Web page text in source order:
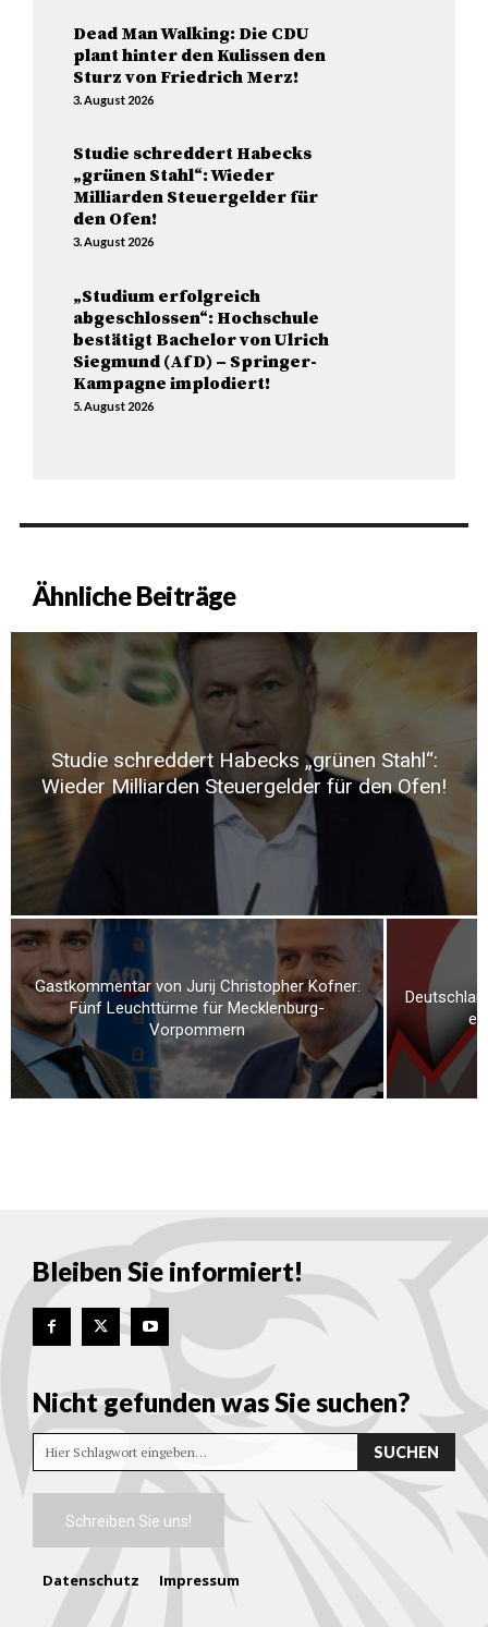
Dead Man Walking: Die CDU
plant hinter den Kulissen den
Sturz von Friedrich Merz!
3. August 2026
Studie schreddert Habecks
„grünen Stahl“: Wieder
Milliarden Steuergelder für
den Ofen!
3. August 2026
„Studium erfolgreich
abgeschlossen“: Hochschule
bestätigt Bachelor von Ulrich
Siegmund (AfD) – Springer-
Kampagne implodiert!
5. August 2026
Ähnliche Beiträge
Studie schreddert Habecks „grünen Stahl“:
Wieder Milliarden Steuergelder für den Ofen!
Gastkommentar von Jurij Christopher Kofner:
Fünf Leuchttürme für Mecklenburg-
Vorpommern
Bleiben Sie informiert!
Nicht gefunden was Sie suchen?
Hier Schlagwort eingeben… SUCHEN
Schreiben Sie uns!
Datenschutz Impressum